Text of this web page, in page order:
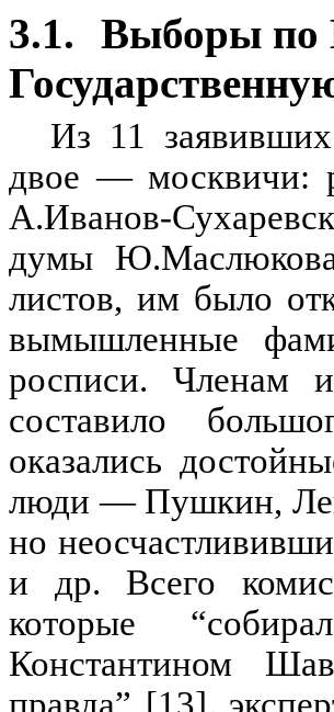
3.1.
Выборы по
Из 11 заявивших
двое — москвичи:
А.Иванов-
думы
листов, им было
вымышленные
росписи. Членам
составило
оказались
люди — Пушкин,
но
и др. Всего
которые
Константином